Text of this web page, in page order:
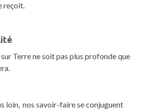
reçoit.
Terre ne soit pas plus profonde que
loin, nos savoir-faire se conjuguent